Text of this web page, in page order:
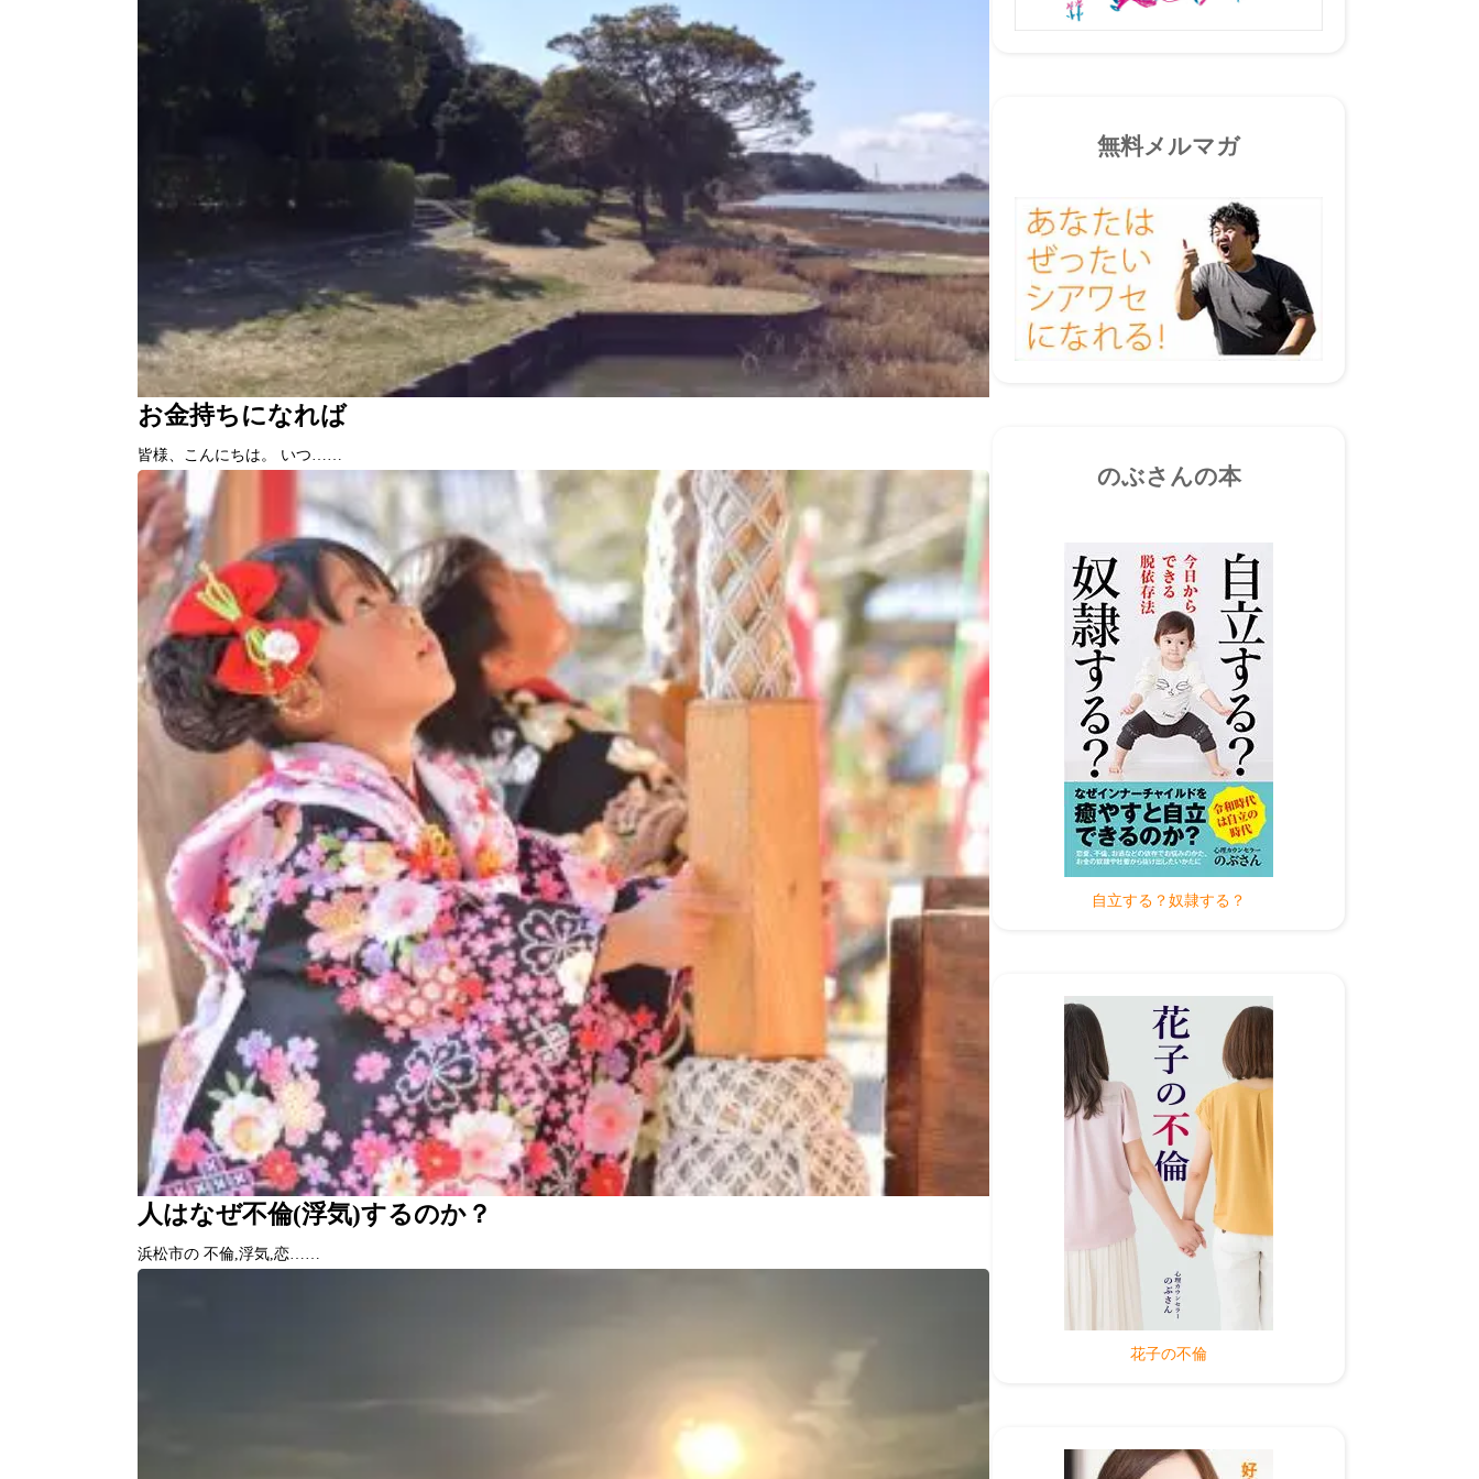
お金持ちになれば
皆様、こんにちは。 いつ……
人はなぜ不倫(浮気)するのか？
浜松市の 不倫,浮気,恋……
無料メルマガ
のぶさんの本
自立する？奴隷する？
花子の不倫